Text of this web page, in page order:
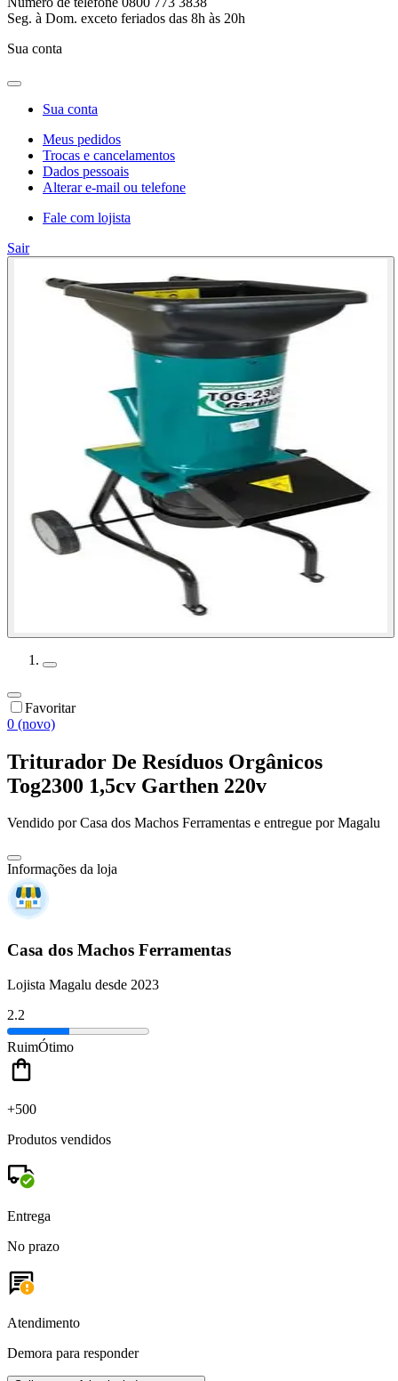
Seg. à Dom. exceto feriados das 8h às 20h
Sua conta
Sua conta
Meus pedidos
Trocas e cancelamentos
Dados pessoais
Alterar e-mail ou telefone
Fale com lojista
Sair
Favoritar
0 (novo)
Triturador De Resíduos Orgânicos
Tog2300 1,5cv Garthen 220v
Vendido porCasa dos Machos Ferramentas e entregue por Magalu
Informações da loja
Casa dos Machos Ferramentas
Lojista Magalu desde 2023
2.2
RuimÓtimo
+500
Produtos vendidos
Entrega
No prazo
Atendimento
Demora para responder